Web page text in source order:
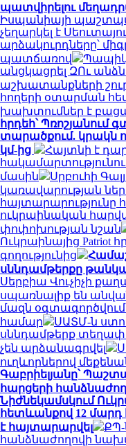
պատվիրելու
Իսպանիայի
չեղարկել է
արձակուրդները՝
պատճառով
անցկացրել ԶՈւ
աշխատանքների
հողերի օտարման
խախտումներ է
հրդեհ՝ Պռոշյանում
տարածքում. կրակն
կմ-ից
Հայտնի է
մասին
Սրբուհի
կառավարության
հայտարարությունը
ուկրաինական
փոփոխության նշան
Ուկրաինայից Patriot
գողությունից
սննդամթերքը
Սերբիա Վուչիչի
սպառնալիք են
մազն
համար
ՍԱՏՄ-ն
սննդամթերք
չեն արձանագրվել
ուղևորներով
Գաբրիելյանը՝
հարցերի
Նիժնեկամսկում
հետևանքով 12 մարդ
է հայտարարվել
հանձնաժողովի